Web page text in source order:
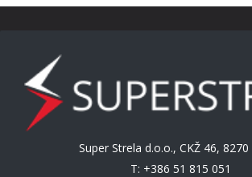
Super Strela d.o.o., CKŽ 46,
T: +386 51 815 051